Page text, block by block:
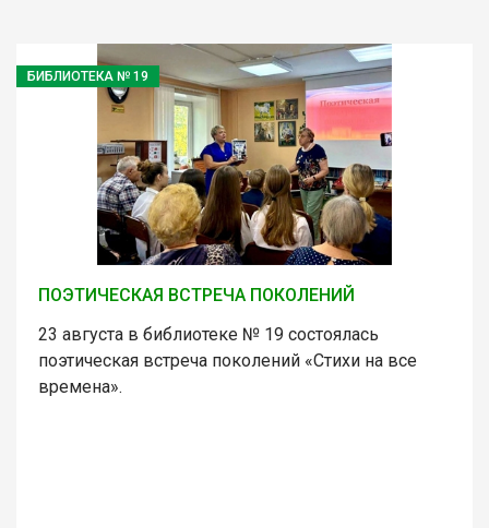
БИБЛИОТЕКА № 19
ПОЭТИЧЕСКАЯ ВСТРЕЧА ПОКОЛЕНИЙ
23 августа в библиотеке № 19 состоялась
поэтическая встреча поколений «Стихи на все
времена».